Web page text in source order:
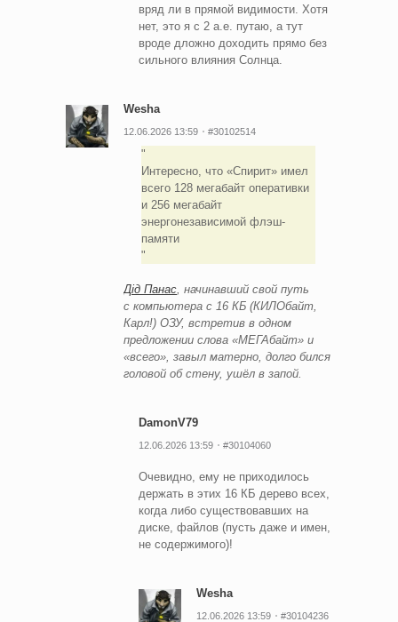
вряд ли в прямой видимости. Хотя
нет, это я с 2 а.е. путаю, а тут
вроде дложно доходить прямо без
сильного влияния Солнца.
Wesha
12.06.2026 13:59 #30102514
Интересно, что «Спирит» имел
всего 128 мегабайт оперативки
и 256 мегабайт
энергонезависимой флэш-
памяти
Дiд Панас , начинавший свой путь
с компьютера с 16 КБ (КИЛОбайт,
Карл!) ОЗУ, встретив в одном
предложении слова «МЕГАбайт» и
«всего», завыл матерно, долго бился
головой об стену, ушёл в запой.
DamonV79
12.06.2026 13:59 #30104060
Очевидно, ему не приходилось
держать в этих 16 КБ дерево всех,
когда либо существовавших на
диске, файлов (пусть даже и имен,
не содержимого)!
Wesha
12.06.2026 13:59 #30104236